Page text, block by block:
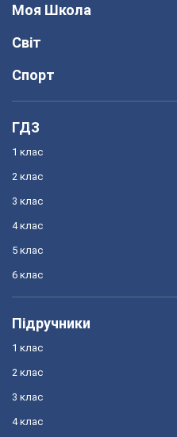
Моя Школа
Світ
Спорт
ГДЗ
1 клас
2 клас
3 клас
4 клас
5 клас
6 клас
Підручники
1 клас
2 клас
3 клас
4 клас